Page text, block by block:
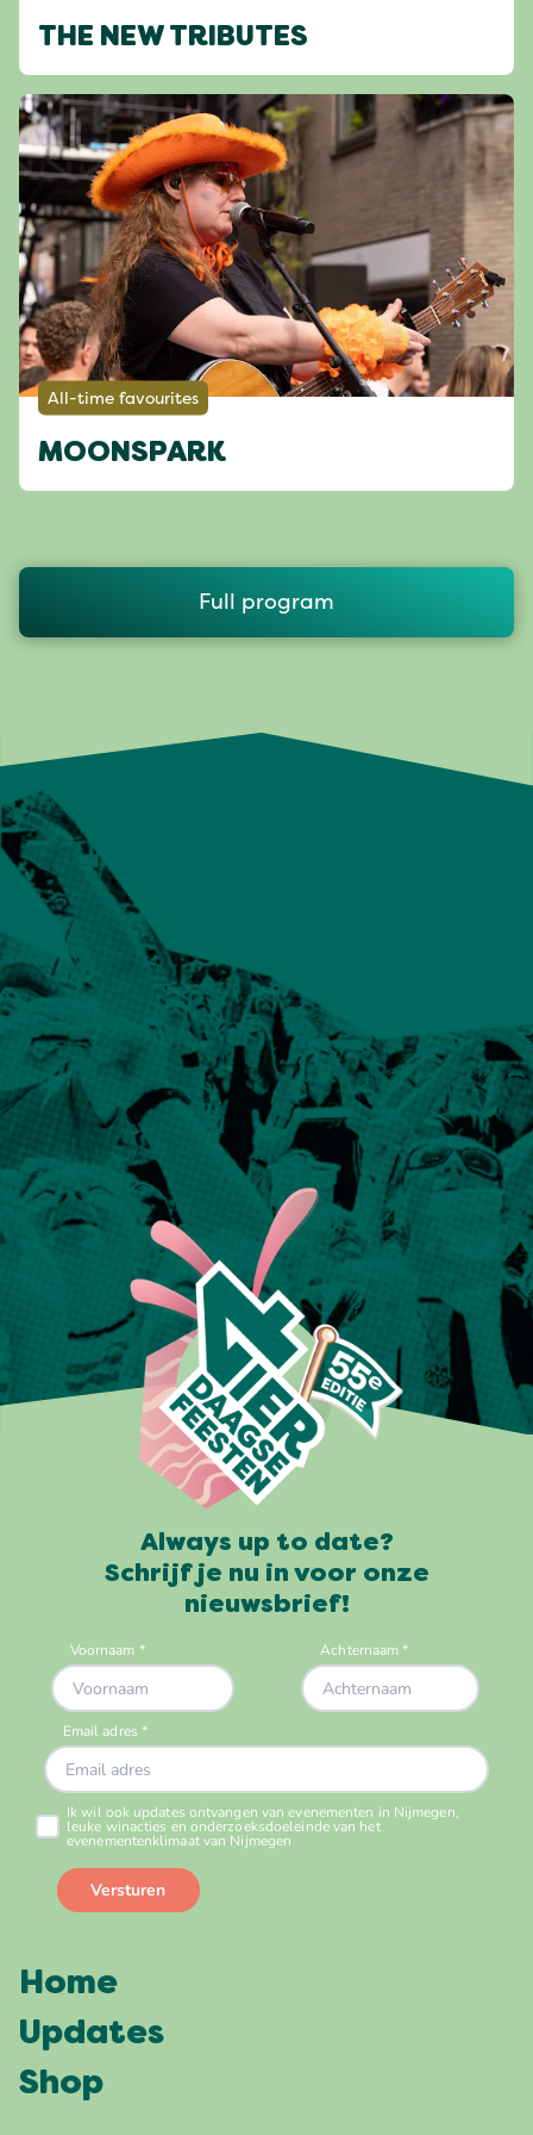
THE NEW TRIBUTES
All-time favourites
MOONSPARK
Full program
Always up to date?
Schrijf je nu in voor onze
nieuwsbrief!
Home
Updates
Shop